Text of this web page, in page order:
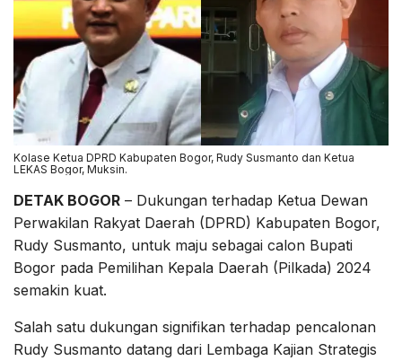
Kolase Ketua DPRD Kabupaten Bogor, Rudy Susmanto dan Ketua
LEKAS Bogor, Muksin.
DETAK BOGOR – Dukungan terhadap Ketua Dewan
Perwakilan Rakyat Daerah (DPRD) Kabupaten Bogor,
Rudy Susmanto, untuk maju sebagai calon Bupati
Bogor pada Pemilihan Kepala Daerah (Pilkada) 2024
semakin kuat.
Salah satu dukungan signifikan terhadap pencalonan
Rudy Susmanto datang dari Lembaga Kajian Strategis